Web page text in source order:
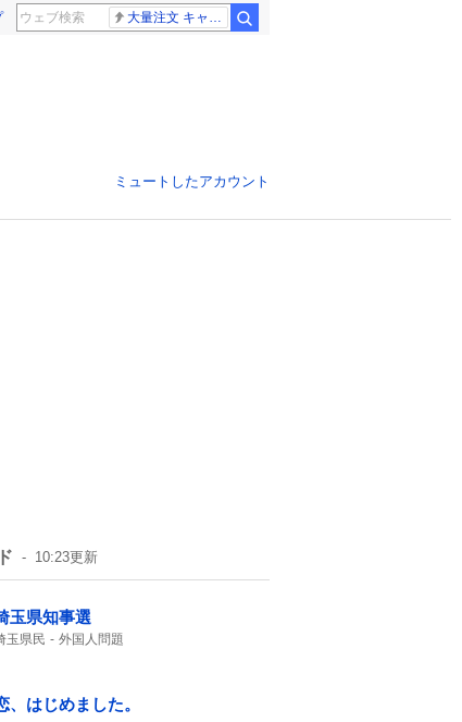
大量注文 キャンセル
ミュートしたアカウント
10:23更新
玉県知事選
玉県民 外国人問題
、はじめました。